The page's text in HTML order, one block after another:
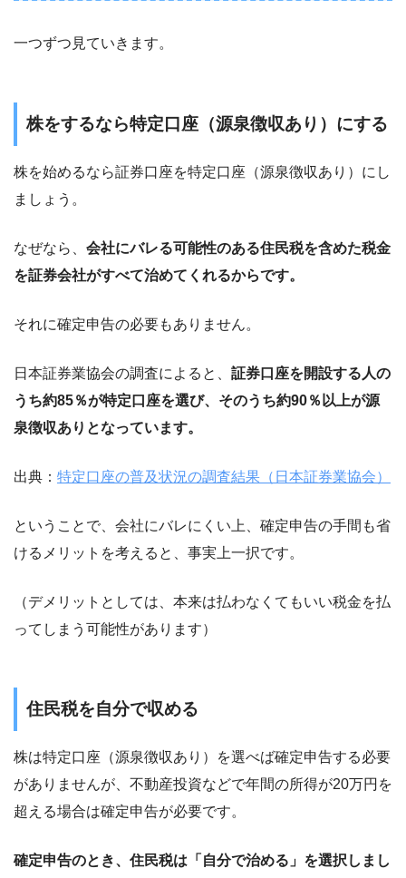
一つずつ見ていきます。
株をするなら特定口座（源泉徴収あり）にする
株を始めるなら証券口座を特定口座（源泉徴収あり）にし
ましょう。
なぜなら、 会社にバレる可能性のある住民税を含めた税金
を証券会社がすべて治めてくれるからです。
それに確定申告の必要もありません。
日本証券業協会の調査によると、 証券口座を開設する人の
うち約85％が特定口座を選び、そのうち約90％以上が源
泉徴収ありとなっています。
出典： 特定口座の普及状況の調査結果（日本証券業協会）
ということで、会社にバレにくい上、確定申告の手間も省
けるメリットを考えると、事実上一択です。
（デメリットとしては、本来は払わなくてもいい税金を払
ってしまう可能性があります）
住民税を自分で収める
株は特定口座（源泉徴収あり）を選べば確定申告する必要
がありませんが、不動産投資などで年間の所得が20万円を
超える場合は確定申告が必要です。
確定申告のとき、住民税は「自分で治める」を選択しまし